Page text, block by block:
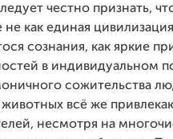
честно признать,
как единая
сознания, как яркие
в индивидуальном
сожительства
всё же
несмотря на